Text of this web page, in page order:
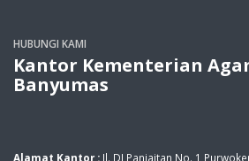
HUBUNGI KAMI
Kantor Kementerian
Banyumas
Alamat Kantor : Jl. DI Panjaitan No. 1